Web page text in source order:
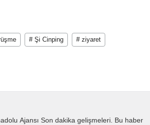
# Şi Cinping # ziyaret
Ajansı Son dakika gelişmeleri. Bu haber